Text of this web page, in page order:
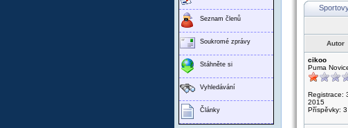
Seznam členů
Soukromé zprávy
Stáhněte si
Vyhledávání
Články
Autor
cikoo
Puma
Registrace:
2015
Příspěvky: 3